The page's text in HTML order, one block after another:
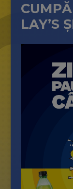
LAY’S